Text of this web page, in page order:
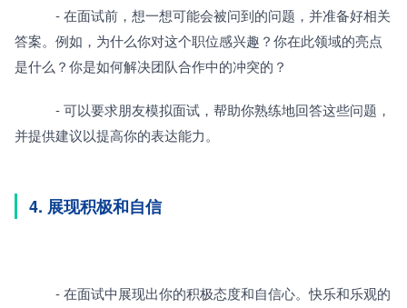
- 在面试前，想一想可能会被问到的问题，并准备好相关
答案。例如，为什么你对这个职位感兴趣？你在此领域的亮点
是什么？你是如何解决团队合作中的冲突的？
- 可以要求朋友模拟面试，帮助你熟练地回答这些问题，
并提供建议以提高你的表达能力。
4. 展现积极和自信
- 在面试中展现出你的积极态度和自信心。快乐和乐观的